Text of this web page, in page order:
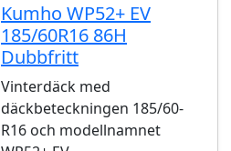
Kumho WP52+ EV
185/60R16 86H
Dubbfritt
Vinterdäck med
däckbeteckningen 185/60-
R16 och modellnamnet